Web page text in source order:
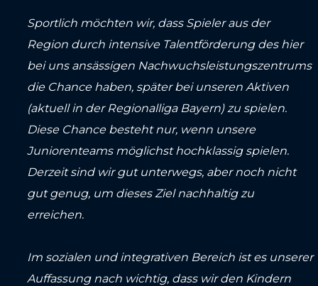
Sportlich möchten wir, dass Spieler aus der
Region durch intensive Talentförderung des hier
bei uns ansässigen Nachwuchsleistungszentrums
die Chance haben, später bei unseren Aktiven
(aktuell in der Regionalliga Bayern) zu spielen.
Diese Chance besteht nur, wenn unsere
Juniorenteams möglichst hochklassig spielen.
Derzeit sind wir gut unterwegs, aber noch nicht
gut genug, um dieses Ziel nachhaltig zu
erreichen.
Im sozialen und integrativen Bereich ist es unserer
Auffassung nach wichtig, dass wir den Kindern